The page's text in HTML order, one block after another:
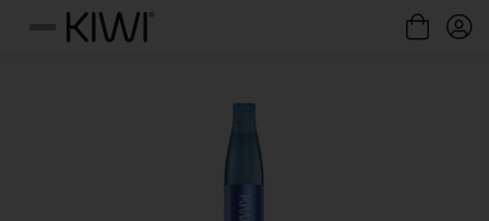
Menu
Gestione cookie